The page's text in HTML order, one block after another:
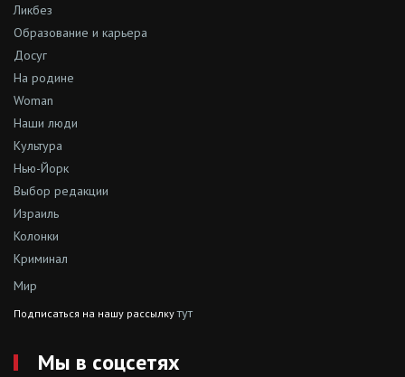
Ликбез
Образование и карьера
Досуг
На родине
Woman
Наши люди
Культура
Нью-Йорк
Выбор редакции
Израиль
Колонки
Криминал
Мир
Подписаться на нашу рассылкутут
Мы в соцсетях